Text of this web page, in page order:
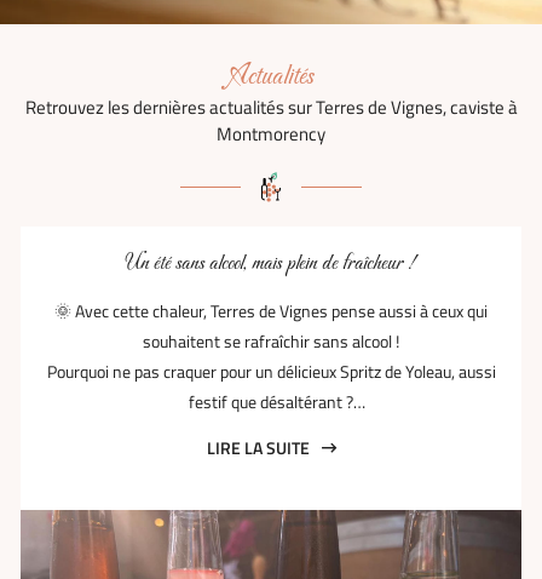
Actualités
Retrouvez les dernières actualités sur Terres de Vignes, caviste à
Montmorency
Un été sans alcool, mais plein de fraîcheur !
🌞 Avec cette chaleur, Terres de Vignes pense aussi à ceux qui
souhaitent se rafraîchir sans alcool !
Pourquoi ne pas craquer pour un délicieux Spritz de Yoleau, aussi
festif que désaltérant ?
aussi élégant que rafraîchissant ?
@uma.paris
#sansalcool #terresdevignesmontmorency #yoleau #uma
#cavisteindependant #montmorency #jaimemontmorency
LIRE LA SUITE